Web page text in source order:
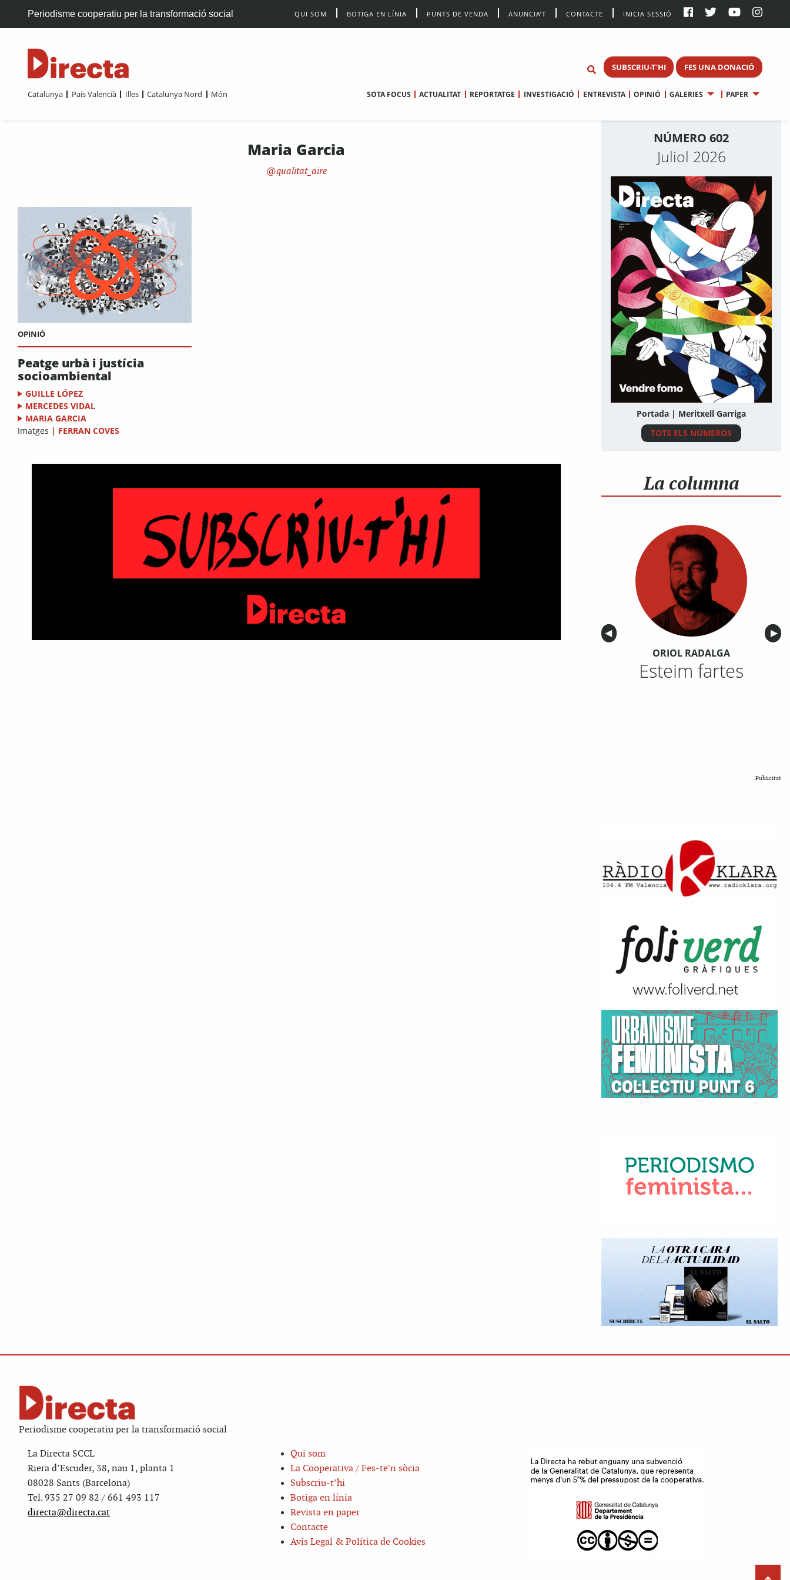
Periodisme cooperatiu per la transformació social QUI SOM BOTIGA EN LÍNIA PUNTS DE VENDA ANUNCIA’T CONTACTE INICIA SESSIÓ
SUBSCRIU-T'HI FES UNA DONACIÓ
Catalunya País Valencià Illes Catalunya Nord Món SOTA FOCUS ACTUALITAT REPORTATGE INVESTIGACIÓ ENTREVISTA OPINIÓ GALERIES PAPER
Maria Garcia
qualitat_aire
OPINIÓ
Peatge urbà i justícia
socioambiental
GUILLE LÓPEZ
MERCEDES VIDAL
MARIA GARCIA
Imatges | FERRAN COVES
NÚMERO 602
Juliol 2026
Portada | Meritxell Garriga
TOTS ELS NÚMEROS
La columna
Anterior
◀︎ ▶︎
ORIOL RADALGA
Esteim fartes
Publicitat
Periodisme cooperatiu per la transformació social
La Directa SCCL
Riera d’Escuder, 38, nau 1, planta 1
08028 Sants (Barcelona)
Tel. 935 27 09 82 / 661 493 117
directa@directa.cat
Qui som
La Cooperativa / Fes-te’n sòcia
Subscriu-t’hi
Botiga en línia
Revista en paper
Contacte
Avis Legal & Política de Cookies